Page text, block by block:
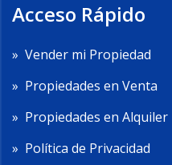
Acceso Rápido
» Vender mi Propiedad
» Propiedades en Venta
» Propiedades en Alquiler
» Política de Privacidad